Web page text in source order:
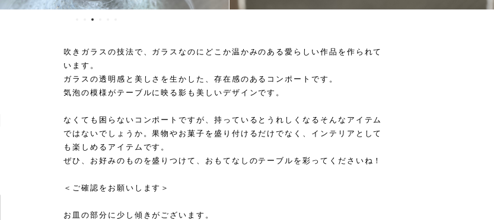
吹きガラスの技法で、ガラスなのにどこか温かみのある愛らしい作品を作られて
います。
ガラスの透明感と美しさを生かした、存在感のあるコンポートです。
気泡の模様がテーブルに映る影も美しいデザインです。
なくても困らないコンポートですが、持っているとうれしくなるそんなアイテム
ではないでしょうか。果物やお菓子を盛り付けるだけでなく、インテリアとして
も楽しめるアイテムです。
ぜひ、お好みのものを盛りつけて、おもてなしのテーブルを彩ってくださいね！
＜ご確認をお願いします＞
お皿の部分に少し傾きがございます。